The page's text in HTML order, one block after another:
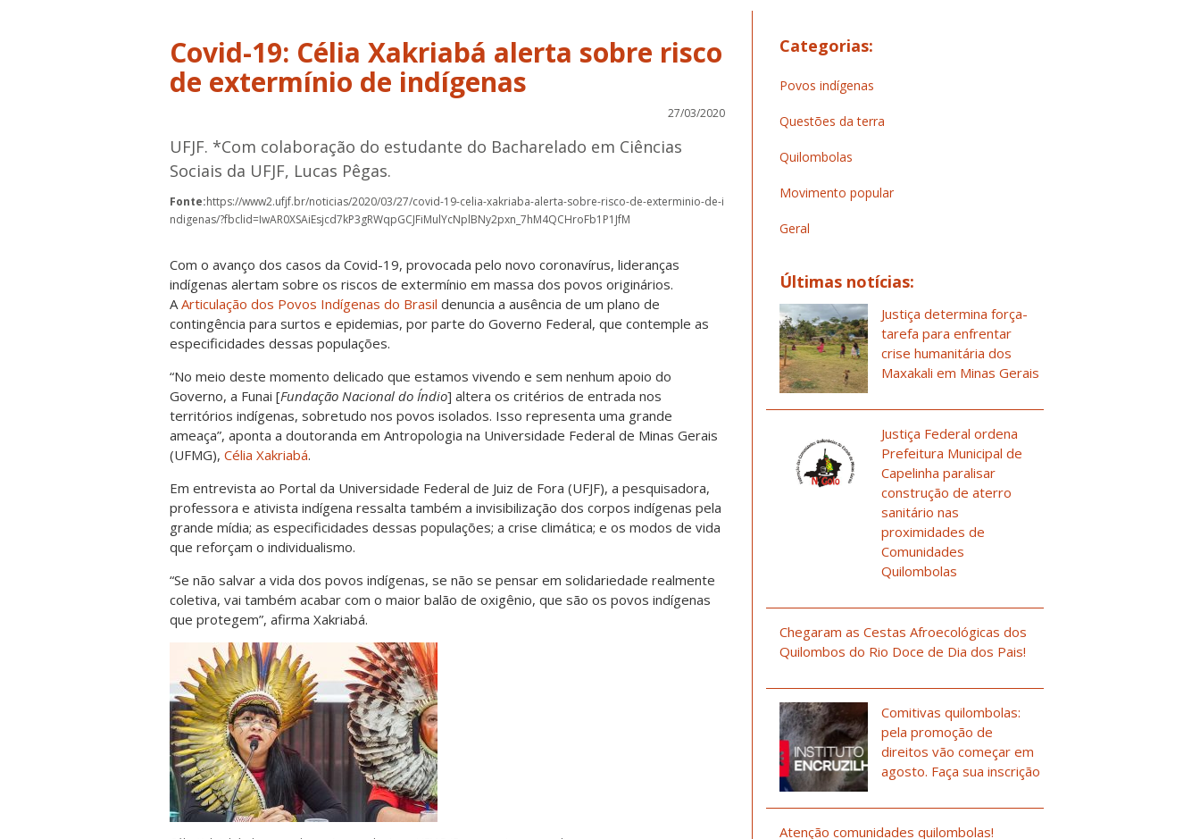
Covid-19: Célia Xakriabá alerta sobre risco
de extermínio de indígenas
27/03/2020
UFJF. *Com colaboração do estudante do Bacharelado em Ciências
Sociais da UFJF, Lucas Pêgas.
Fonte:https://www2.ufjf.br/noticias/2020/03/27/covid-19-celia-xakriaba-alerta-sobre-risco-de-exterminio-de-i
ndigenas/?fbclid=IwAR0XSAiEsjcd7kP3gRWqpGCJFiMulYcNplBNy2pxn_7hM4QCHroFb1P1JfM
Com o avanço dos casos da Covid-19, provocada pelo novo coronavírus, lideranças
indígenas alertam sobre os riscos de extermínio em massa dos povos originários.
AArticulação dos Povos Indígenas do Brasil denuncia a ausência de um plano de
contingência para surtos e epidemias, por parte do Governo Federal, que contemple as
especificidades dessas populações.
“No meio deste momento delicado que estamos vivendo e sem nenhum apoio do
Governo, a Funai [Fundação Nacional do Índio] altera os critérios de entrada nos
territórios indígenas, sobretudo nos povos isolados. Isso representa uma grande
ameaça”, aponta a doutoranda em Antropologia na Universidade Federal de Minas Gerais
(UFMG), Célia Xakriabá.
Em entrevista ao Portal da Universidade Federal de Juiz de Fora (UFJF), a pesquisadora,
professora e ativista indígena ressalta também a invisibilização dos corpos indígenas pela
grande mídia; as especificidades dessas populações; a crise climática; e os modos de vida
que reforçam o individualismo.
“Se não salvar a vida dos povos indígenas, se não se pensar em solidariedade realmente
coletiva, vai também acabar com o maior balão de oxigênio, que são os povos indígenas
que protegem”, afirma Xakriabá.
Categorias:
Povos indígenas
Questões da terra
Quilombolas
Movimento popular
Geral
Últimas notícias:
Justiça determina força-
tarefa para enfrentar
crise humanitária dos
Maxakali em Minas Gerais
Justiça Federal ordena
Prefeitura Municipal de
Capelinha paralisar
construção de aterro
sanitário nas
proximidades de
Comunidades
Quilombolas
Chegaram as Cestas Afroecológicas dos
Quilombos do Rio Doce de Dia dos Pais!
Comitivas quilombolas:
pela promoção de
direitos vão começar em
agosto. Faça sua inscrição
Atenção comunidades quilombolas!